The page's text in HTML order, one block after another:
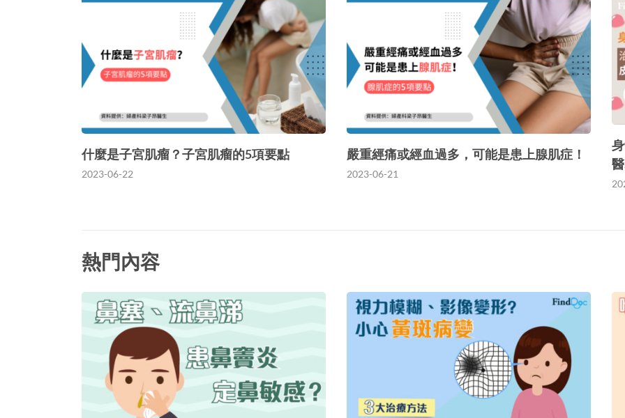
什麼是子宮肌瘤？子宮肌瘤的5項要點
2023-06-22
嚴重經痛或經血過多，可能是患上腺肌症！
2023-06-21
熱門內容